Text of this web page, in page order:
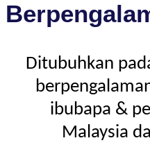
Ditubuhkan
ibubapa &
Malaysia